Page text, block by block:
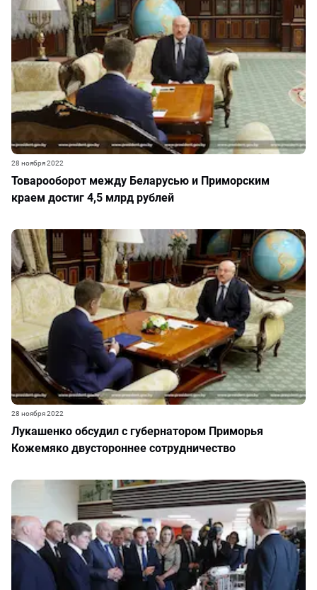
Товарооборот между Беларусью и Приморским
краем достиг 4,5 млрд рублей
28 ноября 2022
Лукашенко обсудил с губернатором Приморья
Кожемяко двустороннее сотрудничество
28 ноября 2022